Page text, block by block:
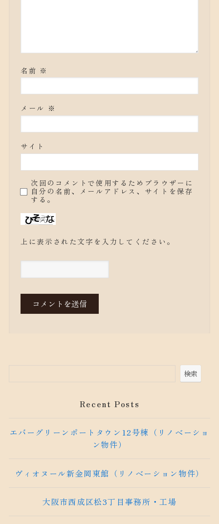
名前 ※
メール ※
サイト
次回のコメントで使用するためブラウザーに
自分の名前、メールアドレス、サイトを保存
する。
上に表示された文字を入力してください。
検索
Recent Posts
エバーグリーンポートタウン12号棟（リノベーショ
ン物件）
ヴィオヌール新金岡東館（リノベーション物件）
大阪市西成区松3丁目事務所・工場